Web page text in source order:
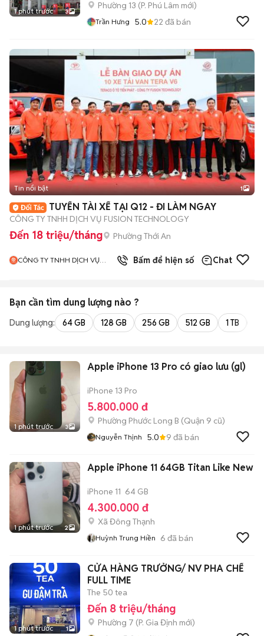
1 phút trước 3
Phường 13 (P. Phú Lâm mới)
Trần Hưng 5.0 22 đã bán
Tin nổi bật 1
TUYỂN TÀI XẾ TẠI Q12 - ĐI LÀM NGAY
CÔNG TY TNHH DỊCH VỤ FUSION TECHNOLOGY
Đến 18 triệu/tháng Phường Thới An
CÔNG TY TNHH DỊCH VỤ
Bấm để hiện số Chat
Bạn cần tìm dung lượng nào ?
Dung lượng: 64 GB 128 GB 256 GB 512 GB 1 TB
1 phút trước 3
Apple iPhone 13 Pro có giao lưu (gl)
iPhone 13 Pro
5.800.000 đ
Phường Phước Long B (Quận 9 cũ)
Nguyễn Thịnh 5.0 9 đã bán
1 phút trước 2
Apple iPhone 11 64GB Titan Like New
iPhone 11 64 GB
4.300.000 đ
Xã Đông Thạnh
Huỳnh Trung Hiền 6 đã bán
1 phút trước 1
CỬA HÀNG TRƯỞNG/ NV PHA CHẾ
FULL TIME
The 50 tea
Đến 8 triệu/tháng
Phường 7 (P. Gia Định mới)